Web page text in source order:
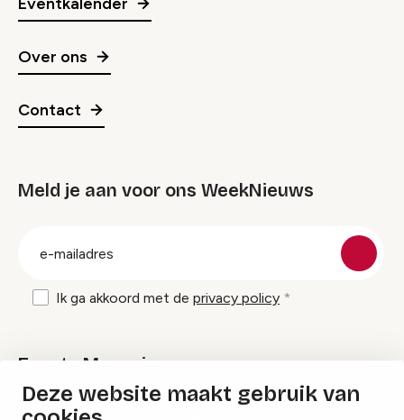
Deze website maakt gebruik van
Over ons
Contact
Meld je aan voor ons WeekNieuws
Ik ga akkoord met de privacy policy
Events Magazine
Ik ontvang graag Events Magazine